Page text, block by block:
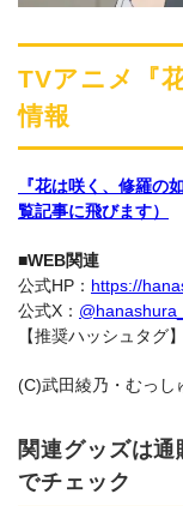
TVアニメ『
情報
『花は咲く、修羅の
覧記事に飛びます）
■WEB関連
公式HP： https://
公式X：
【推奨ハッシュタグ
(C)武田綾乃・むっし
関連グッズは
でチェック